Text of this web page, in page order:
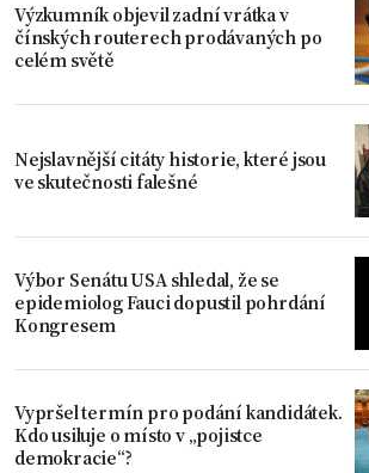
Výzkumník objevil zadní vrátka v
čínských routerech prodávaných po
celém světě
Nejslavnější citáty historie, které jsou
ve skutečnosti falešné
Výbor Senátu USA shledal, že se
epidemiolog Fauci dopustil pohrdání
Kongresem
Vypršel termín pro podání kandidátek.
Kdo usiluje o místo v „pojistce
demokracie“?